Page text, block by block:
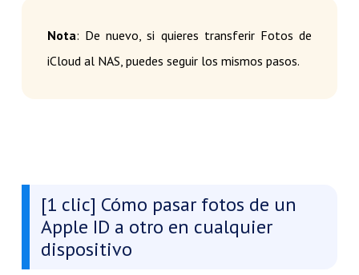
Nota: De nuevo, si quieres transferir Fotos de
iCloud al NAS, puedes seguir los mismos pasos.
[1 clic] Cómo pasar fotos de un
Apple ID a otro en cualquier
dispositivo